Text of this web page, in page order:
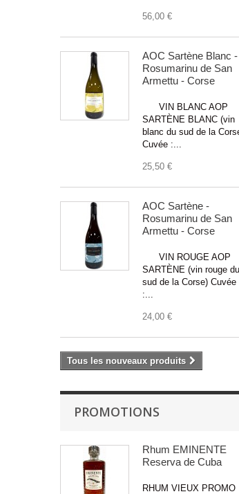
56,00 €
AOC Sartène Blanc -
Rosumarinu de San
Armettu - Corse
VIN BLANC AOP
SARTÈNE BLANC (vin
blanc du sud de la
Cuvée :...
25,50 €
AOC Sartène -
Rosumarinu de San
Armettu - Corse
VIN ROUGE AOP
SARTÈNE (vin rouge du
sud de la Corse) Cuvée
:...
24,00 €
Tous les nouveaux produits
PROMOTIONS
Rhum EMINENTE
Reserva de Cuba
RHUM VIEUX PROMO